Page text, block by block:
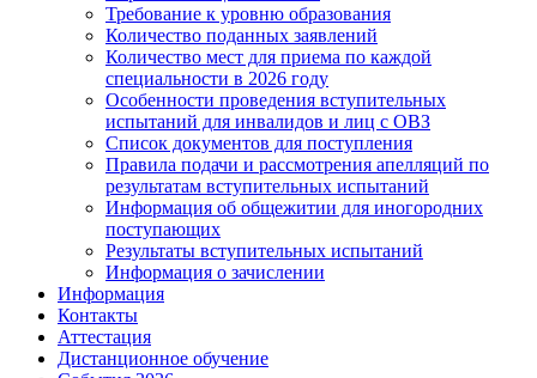
Требование к уровню образования
Количество поданных заявлений
Количество мест для приема по каждой
специальности в 2026 году
Особенности проведения вступительных
испытаний для инвалидов и лиц с ОВЗ
Список документов для поступления
Правила подачи и рассмотрения апелляций по
результатам вступительных испытаний
Информация об общежитии для иногородних
поступающих
Результаты вступительных испытаний
Информация о зачислении
Информация
Контакты
Аттестация
Дистанционное обучение